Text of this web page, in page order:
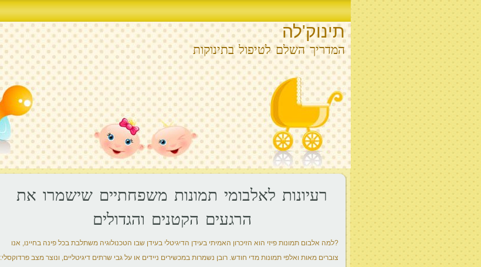
תינוק'לה
המדריך השלם לטיפול בתינוקות
רעיונות לאלבומי תמונות משפחתיים שישמרו את
הרגעים הקטנים והגדולים
?למה אלבום תמונות פיזי הוא הזיכרון האמיתי בעידן הדיגיטלי בעידן שבו הטכנולוגיה משתלבת בכל פינה בחיינו, אנו
צוברים מאות ואלפי תמונות מדי חודש. רובן נשמרות במכשירים ניידים או על גבי שרתים דיגיטליים, ונוצר מצב פרדוקסלי: